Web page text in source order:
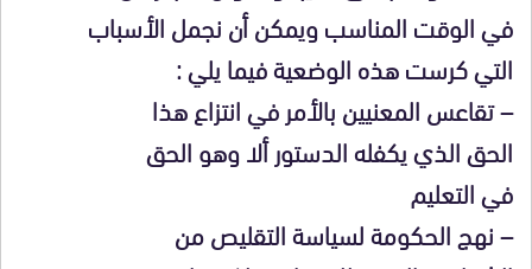
في الوقت المناسب ويمكن أن نجمل الأسباب
التي كرست هذه الوضعية فيما يلي :
– تقاعس المعنيين بالأمر في انتزاع هذا
الحق الذي يكفله الدستور ألا وهو الحق
في التعليم
– نهج الحكومة لسياسة التقليص من